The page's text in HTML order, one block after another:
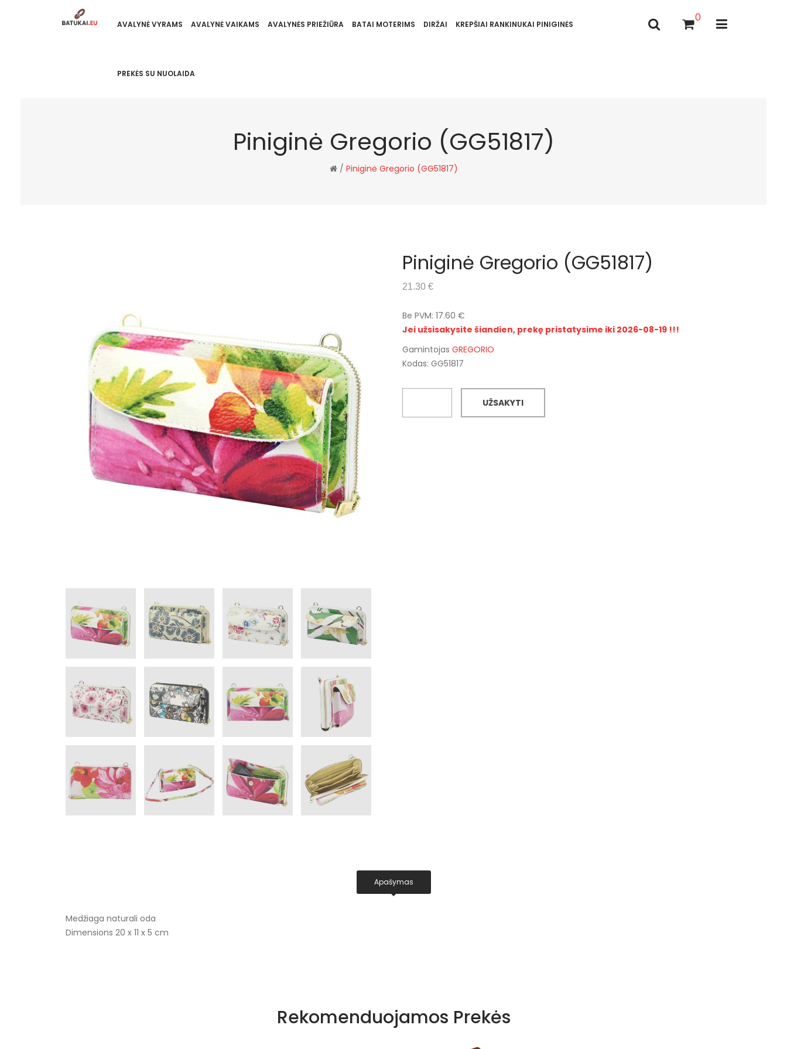
AVALYNĖ VYRAMS AVALYNĖ VAIKAMS AVALYNĖS PRIEŽIŪRA BATAI MOTERIMS DIRŽAI KREPŠIAI RANKINUKAI PINIGINĖS
PREKĖS SU NUOLAIDA
0
Piniginė Gregorio (GG51817)
/ Piniginė Gregorio (GG51817)
Piniginė Gregorio (GG51817)
21.30 €
Be PVM: 17.60 €
Jei užsisakysite šiandien, prekę pristatysime iki 2026-08-19 !!!
Gamintojas GREGORIO
Kodas: GG51817
UŽSAKYTI
Apašymas
Medžiaga naturali oda
Dimensions 20 x 11 x 5 cm
Rekomenduojamos Prekės